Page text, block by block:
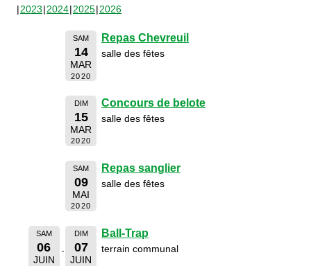
2023 2024 2025 2026
SAM
14
MAR
2020
Repas Chevreuil
salle des fêtes
DIM
15
MAR
2020
Concours de belote
salle des fêtes
SAM
09
MAI
2020
Repas sanglier
salle des fêtes
SAM
06
JUIN
DIM
07
JUIN
Ball-Trap
terrain communal